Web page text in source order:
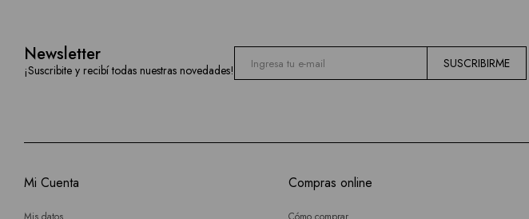
Newsletter
¡Suscribite y recibí todas nuestras novedades! SUSCRIBIRME
Mi Cuenta Compras online